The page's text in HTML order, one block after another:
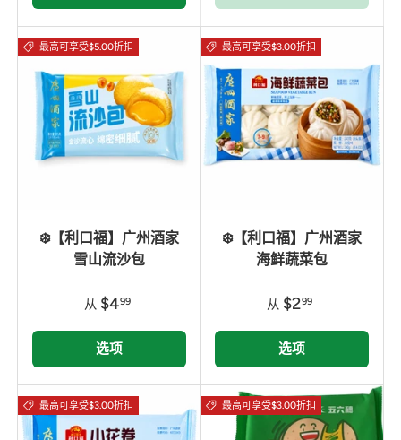
最高可享受$5.00折扣
❄️【利口福】广州酒家
雪山流沙包
从 $499
选项
最高可享受$3.00折扣
❄️【利口福】广州酒家
海鲜蔬菜包
从 $299
选项
最高可享受$3.00折扣 最高可享受$3.00折扣